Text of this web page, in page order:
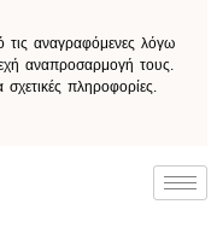
τις αναγραφόμενες λόγω
αναπροσαρμογή τους.
πληροφορίες.